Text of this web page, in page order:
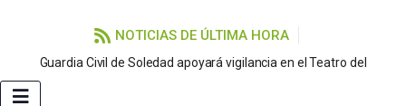
NOTICIAS DE ÚLTIMA HORA
Guardia Civil de Soledad apoyará vigilancia en el Teatro del